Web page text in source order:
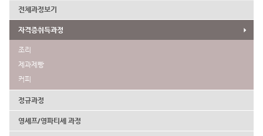
전체과정보기
자격증취득과정
조리
제과제빵
커피
정규과정
영셰프/영파티셰 과정